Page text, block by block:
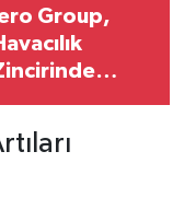
Group,